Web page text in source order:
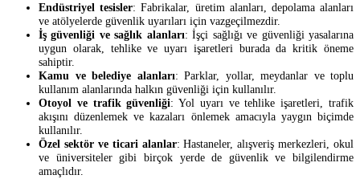
Endüstriyel tesisler: Fabrikalar, üretim alanları, depolama alanları
ve atölyelerde güvenlik uyarıları için vazgeçilmezdir.
İş güvenliği ve sağlık alanları: İşçi sağlığı ve güvenliği yasalarına
uygun olarak, tehlike ve uyarı işaretleri burada da kritik öneme
sahiptir.
Kamu ve belediye alanları: Parklar, yollar, meydanlar ve toplu
kullanım alanlarında halkın güvenliği için kullanılır.
Otoyol ve trafik güvenliği: Yol uyarı ve tehlike işaretleri, trafik
akışını düzenlemek ve kazaları önlemek amacıyla yaygın biçimde
kullanılır.
Özel sektör ve ticari alanlar: Hastaneler, alışveriş merkezleri, okul
ve üniversiteler gibi birçok yerde de güvenlik ve bilgilendirme
amaçlıdır.